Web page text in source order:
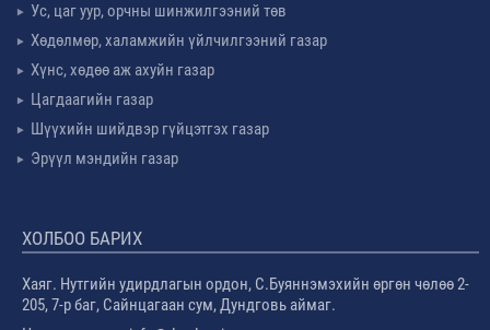
Ус, цаг уур, орчны шинжилгээний төв
Хөдөлмөр, халамжийн үйлчилгээний газар
Хүнс, хөдөө аж ахуйн газар
Цагдаагийн газар
Шүүхийн шийдвэр гүйцэтгэх газар
Эрүүл мэндийн газар
ХОЛБОО БАРИХ
Хаяг. Нутгийн удирдлагын ордон, С.Буяннэмэхийн өргөн чөлөө 2-
205, 7-р баг, Сайнцагаан сум, Дундговь аймаг.